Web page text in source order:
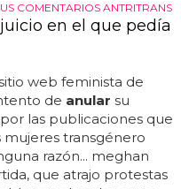
COMENTARIOS ANTRITRANS
en el que pedía
web feminista de
de anular su
las publicaciones que
transgénero
razón... meghan
que atrajo protestas